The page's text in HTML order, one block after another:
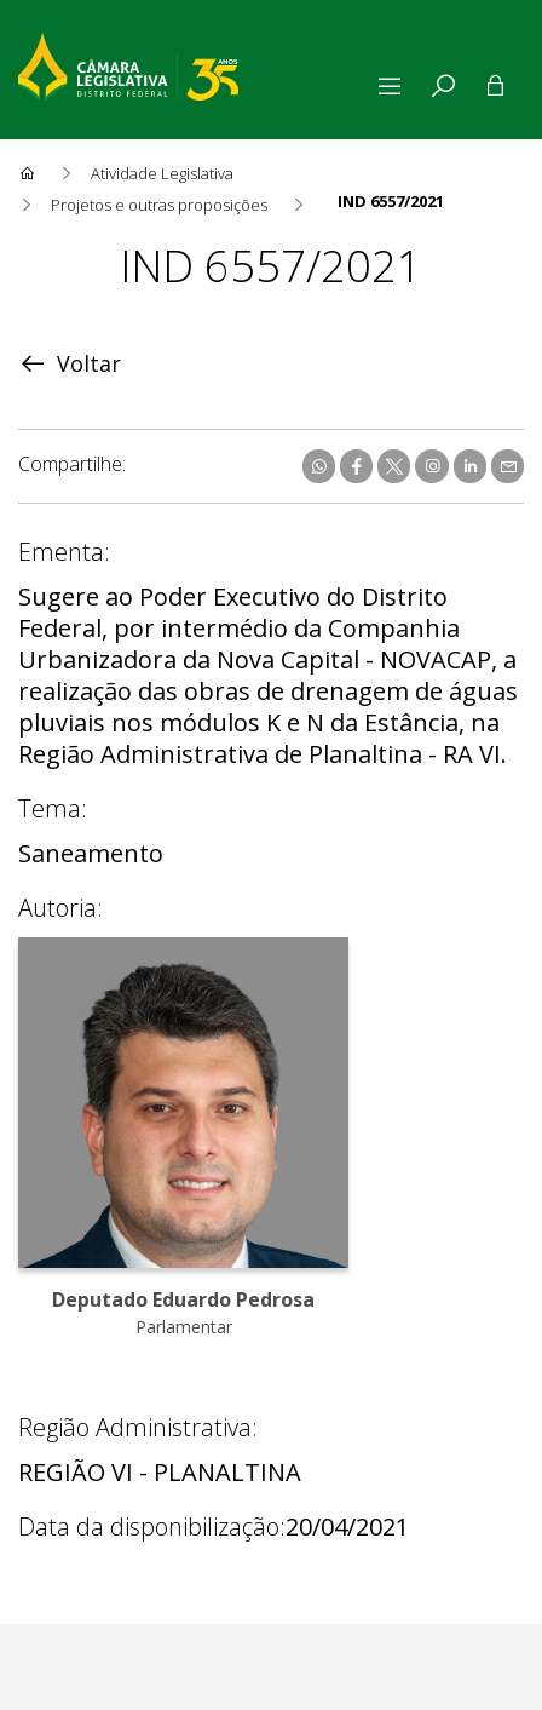
Atividade Legislativa
Projetos e outras proposições
IND 6557/2021
ProposiçãoIND 6557/2021
Voltar
Compartilhe:
Ementa:
Sugere ao Poder Executivo do Distrito
Federal, por intermédio da Companhia
Urbanizadora da Nova Capital - NOVACAP, a
realização das obras de drenagem de águas
pluviais nos módulos K e N da Estância, na
Região Administrativa de Planaltina - RA VI.
Tema:
Saneamento
Autoria:
Deputado Eduardo Pedrosa
Parlamentar
Região Administrativa:
REGIÃO VI - PLANALTINA
Data da disponibilização:20/04/2021